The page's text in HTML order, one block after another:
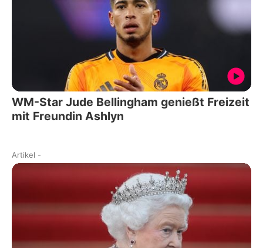
WM-Star Jude Bellingham genießt Freizeit
mit Freundin Ashlyn
Artikel -